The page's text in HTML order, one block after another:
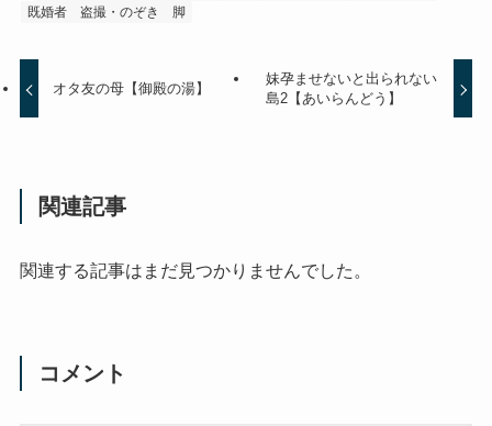
既婚者
盗撮・のぞき 脚
オタ友の母【御殿の湯】
妹孕ませないと出られない
島2【あいらんどう】
関連記事
関連する記事はまだ見つかりませんでした。
コメント